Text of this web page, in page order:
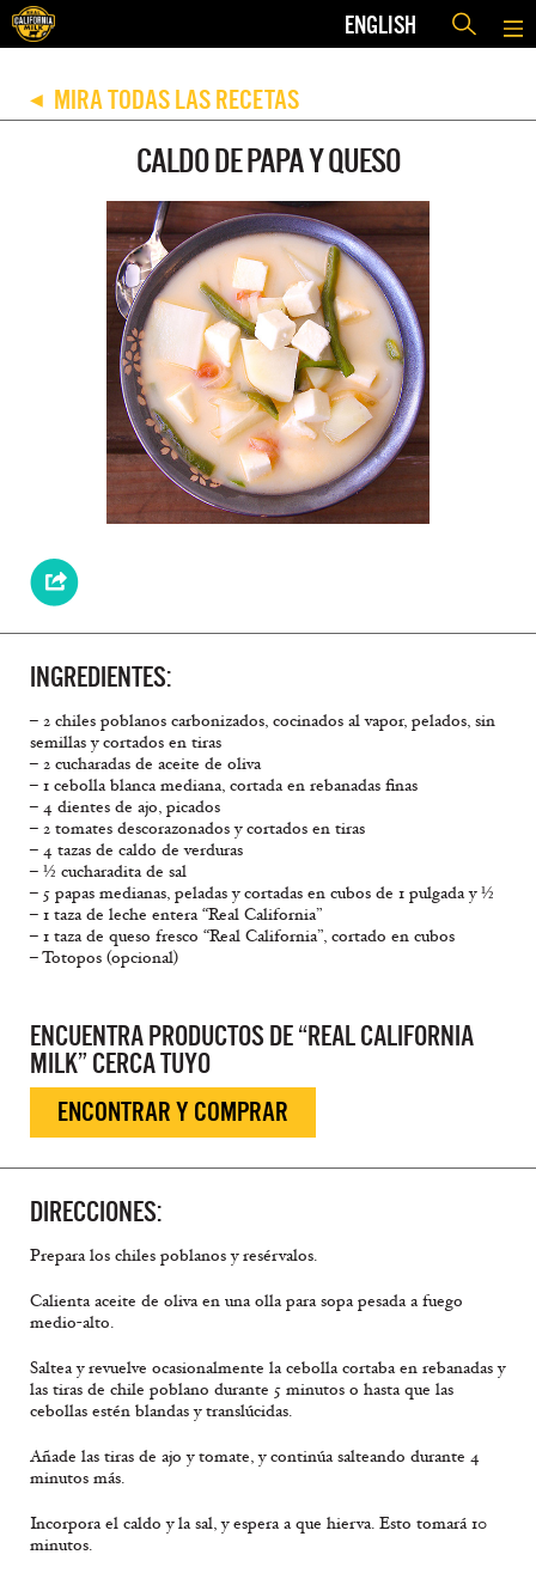
ENGLISH
◀ MIRA TODAS LAS RECETAS
CALDO DE PAPA Y QUESO
INGREDIENTES:
– 2 chiles poblanos carbonizados, cocinados al vapor, pelados, sin
semillas y cortados en tiras
– 2 cucharadas de aceite de oliva
– 1 cebolla blanca mediana, cortada en rebanadas finas
– 4 dientes de ajo, picados
– 2 tomates descorazonados y cortados en tiras
– 4 tazas de caldo de verduras
– ½ cucharadita de sal
– 5 papas medianas, peladas y cortadas en cubos de 1 pulgada y ½
– 1 taza de leche entera “Real California”
– 1 taza de queso fresco “Real California”, cortado en cubos
– Totopos (opcional)
ENCUENTRA PRODUCTOS DE “REAL CALIFORNIA
MILK” CERCA TUYO
ENCONTRAR Y COMPRAR
DIRECCIONES:
Prepara los chiles poblanos y resérvalos.
Calienta aceite de oliva en una olla para sopa pesada a fuego
medio-alto.
Saltea y revuelve ocasionalmente la cebolla cortaba en rebanadas y
las tiras de chile poblano durante 5 minutos o hasta que las
cebollas estén blandas y translúcidas.
Añade las tiras de ajo y tomate, y continúa salteando durante 4
minutos más.
Incorpora el caldo y la sal, y espera a que hierva. Esto tomará 10
minutos.